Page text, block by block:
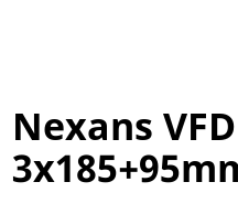
Nexans